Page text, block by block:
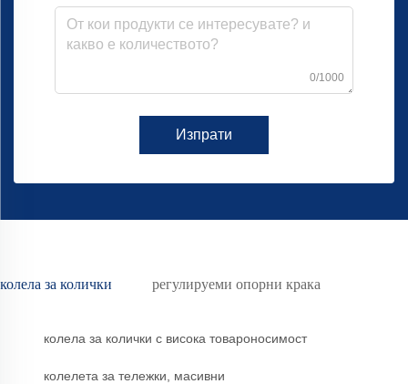
0/1000
Изпрати
колела за колички регулируеми опорни крака
колела за колички с висока товароносимост
колелета за тележки, масивни